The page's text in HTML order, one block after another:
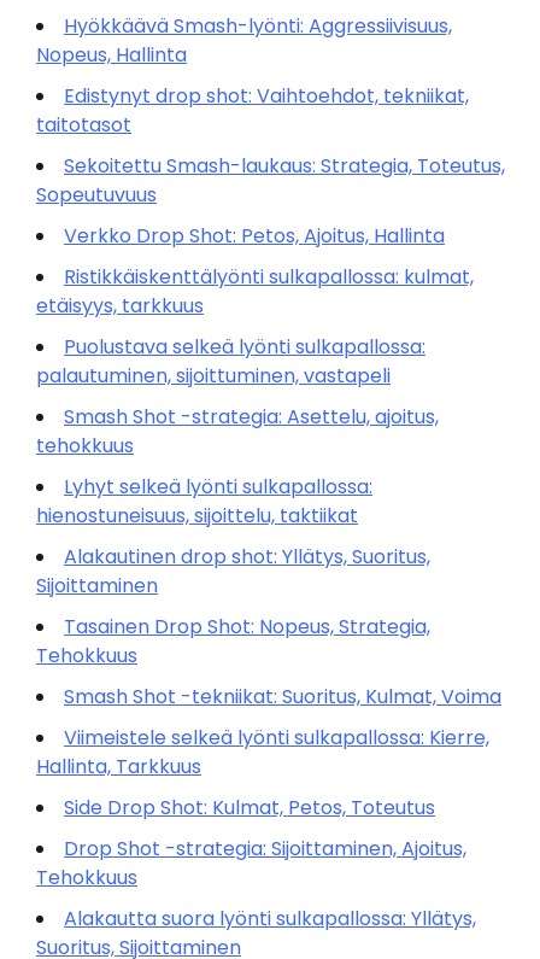
Hyökkäävä Smash-lyönti: Aggressiivisuus,
Nopeus, Hallinta
Edistynyt drop shot: Vaihtoehdot, tekniikat,
taitotasot
Sekoitettu Smash-laukaus: Strategia, Toteutus,
Sopeutuvuus
Verkko Drop Shot: Petos, Ajoitus, Hallinta
Ristikkäiskenttälyönti sulkapallossa: kulmat,
etäisyys, tarkkuus
Puolustava selkeä lyönti sulkapallossa:
palautuminen, sijoittuminen, vastapeli
Smash Shot -strategia: Asettelu, ajoitus,
tehokkuus
Lyhyt selkeä lyönti sulkapallossa:
hienostuneisuus, sijoittelu, taktiikat
Alakautinen drop shot: Yllätys, Suoritus,
Sijoittaminen
Tasainen Drop Shot: Nopeus, Strategia,
Tehokkuus
Smash Shot -tekniikat: Suoritus, Kulmat, Voima
Viimeistele selkeä lyönti sulkapallossa: Kierre,
Hallinta, Tarkkuus
Side Drop Shot: Kulmat, Petos, Toteutus
Drop Shot -strategia: Sijoittaminen, Ajoitus,
Tehokkuus
Alakautta suora lyönti sulkapallossa: Yllätys,
Suoritus, Sijoittaminen